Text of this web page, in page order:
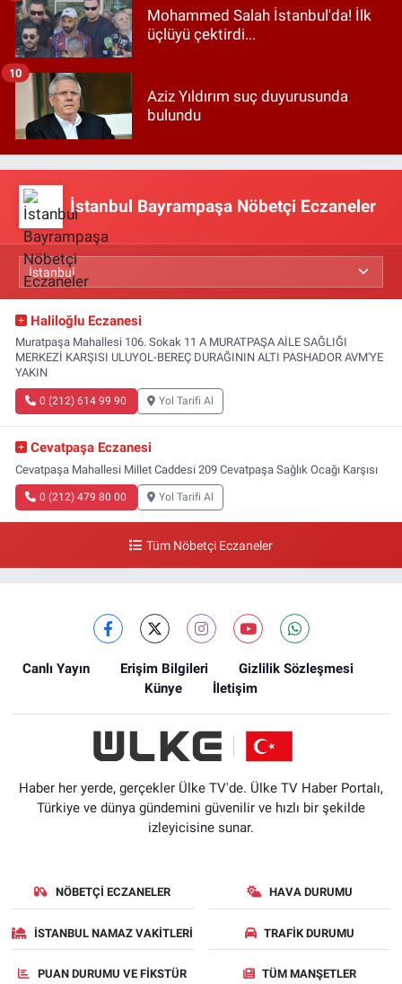
Mohammed Salah İstanbul'da! İlk
üçlüyü çektirdi...
Aziz Yıldırım suç duyurusunda
bulundu
10
İstanbul Bayrampaşa Nöbetçi Eczaneler
Haliloğlu Eczanesi
Muratpaşa Mahallesi 106. Sokak 11 A MURATPAŞA AİLE SAĞLIĞI
MERKEZİ KARŞISI ULUYOL-BEREÇ DURAĞININ ALTI PASHADOR AVM'YE
YAKIN
0 (212) 614 99 90 Yol Tarifi Al
Cevatpaşa Eczanesi
Cevatpaşa Mahallesi Millet Caddesi 209 Cevatpaşa Sağlık Ocağı Karşısı
0 (212) 479 80 00 Yol Tarifi Al
Tüm Nöbetçi Eczaneler
Canlı Yayın Erişim Bilgileri
Gizlilik Sözleşmesi
Künye
İletişim
Haber her yerde, gerçekler Ülke TV'de. Ülke TV Haber Portalı,
Türkiye ve dünya gündemini güvenilir ve hızlı bir şekilde
izleyicisine sunar.
NÖBETÇI ECZANELER HAVA DURUMU
İSTANBUL NAMAZ VAKITLERI TRAFIK DURUMU
PUAN DURUMU VE FIKSTÜR TÜM MANŞETLER